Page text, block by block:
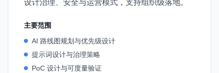
设计治理、安全与运营模式，支持组织级落地。
主要范围
AI 路线图规划与优先级设计
提示词设计与治理策略
PoC 设计与可度量验证